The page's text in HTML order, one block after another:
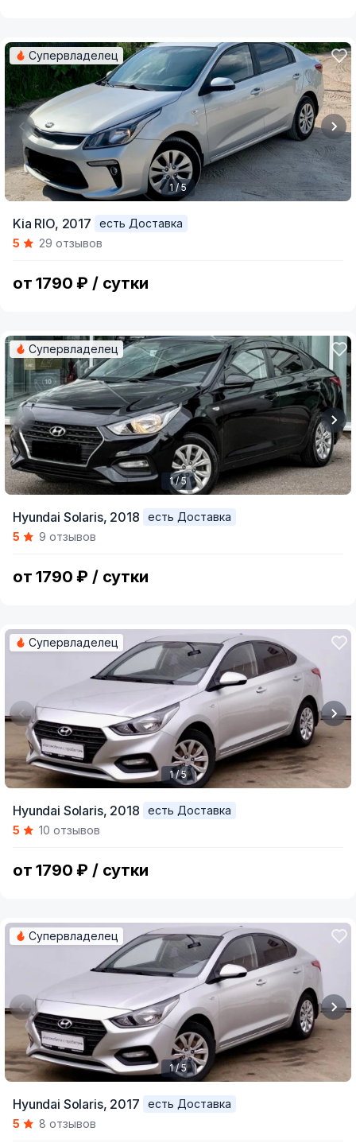
of
Супервладелец
1 / 5
Kia RIO, 2017
есть Доставка
5
29 отзывов
от 1790 ₽ / сутки
of
Супервладелец
1 / 5
Hyundai Solaris, 2018
есть Доставка
5
9 отзывов
от 1790 ₽ / сутки
of
Супервладелец
1 / 5
Hyundai Solaris, 2018
есть Доставка
5
10 отзывов
от 1790 ₽ / сутки
of
Супервладелец
1 / 5
Hyundai Solaris, 2017
есть Доставка
5
8 отзывов